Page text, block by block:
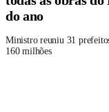
do ano
Ministro reuniu 31
160 milhões